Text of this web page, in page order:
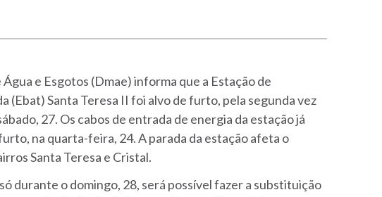
e Esgotos (Dmae) informa que a Estação de
(Ebat) Santa Teresa II foi alvo de furto, pela segunda vez
27. Os cabos de entrada de energia da estação já
na quarta-feira, 24. A parada da estação afeta o
Santa Teresa e Cristal.
durante o domingo, 28, será possível fazer a substituição